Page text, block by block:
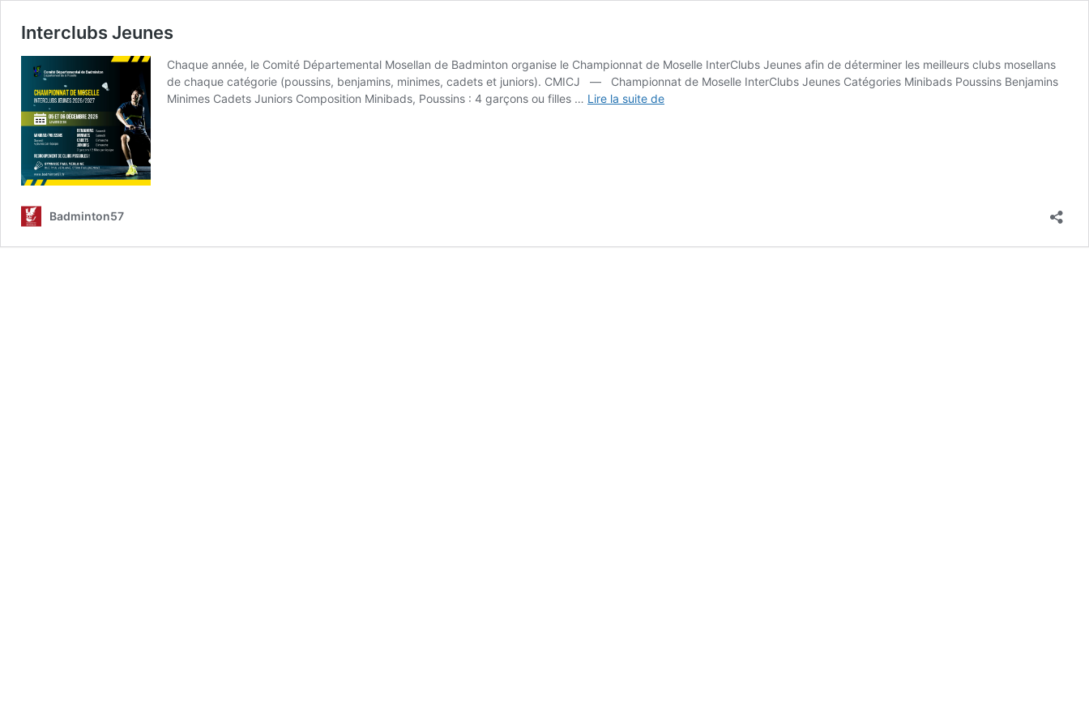
Interclubs Jeunes
Chaque année, le Comité Départemental Mosellan de Badminton organise le Championnat de Moselle InterClubs Jeunes afin de déterminer les meilleurs clubs mosellans
de chaque catégorie (poussins, benjamins, minimes, cadets et juniors). CMICJ — Championnat de Moselle InterClubs Jeunes Catégories Minibads Poussins Benjamins
Minimes Cadets Juniors Composition Minibads, Poussins : 4 garçons ou filles … Lire la suite deInterclubs
Badminton57